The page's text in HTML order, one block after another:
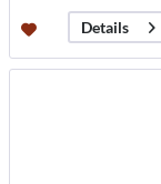
Details